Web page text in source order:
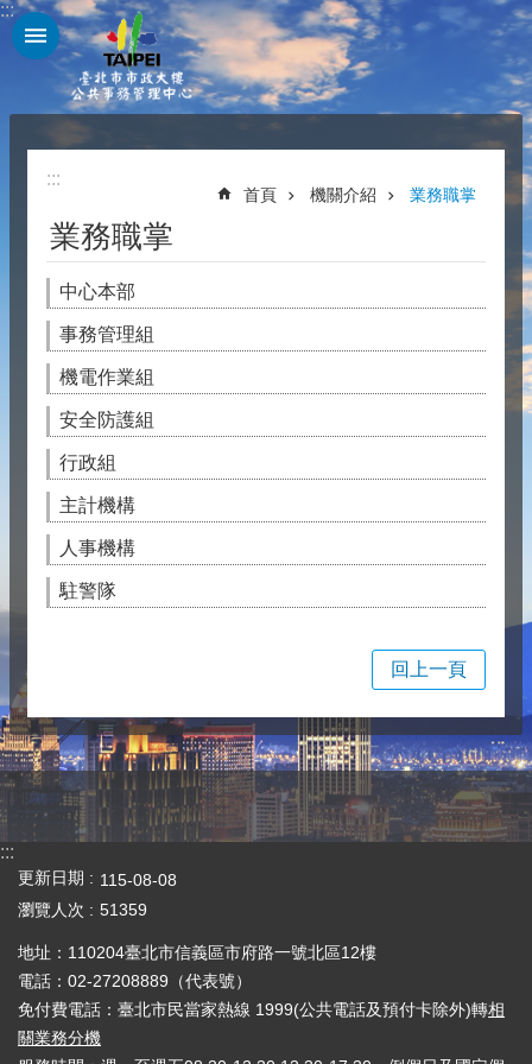
跳到主要內容區塊
:::
:::
首頁 機關介紹 業務職掌
業務職掌
中心本部
事務管理組
機電作業組
安全防護組
行政組
主計機構
人事機構
駐警隊
回上一頁
:::
更新日期
115-08-08
瀏覽人次
51359
地址：110204臺北市信義區市府路一號北區12樓
電話：02-27208889（代表號）
免付費電話：臺北市民當家熱線 1999(公共電話及預付卡除外)轉相
關業務分機